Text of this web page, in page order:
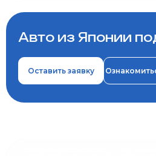
Авто из Японии
Оставить заявку